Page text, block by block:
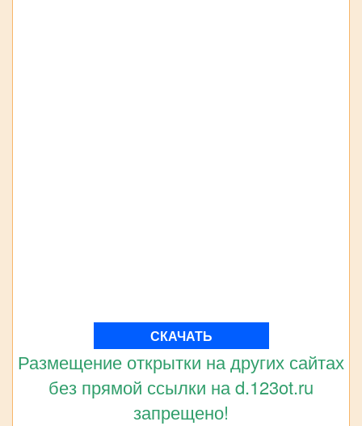
СКАЧАТЬ
Размещение открытки на других сайтах
без прямой ссылки на d.123ot.ru
запрещено!